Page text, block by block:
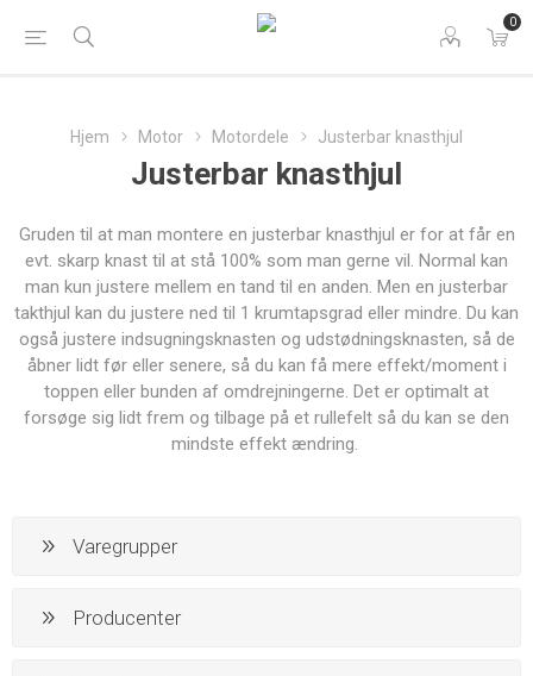
0
Hjem Motor Motordele Justerbar knasthjul
Justerbar knasthjul
Gruden til at man montere en justerbar knasthjul er for at får en
evt. skarp knast til at stå 100% som man gerne vil. Normal kan
man kun justere mellem en tand til en anden. Men en justerbar
takthjul kan du justere ned til 1 krumtapsgrad eller mindre. Du kan
også justere indsugningsknasten og udstødningsknasten, så de
åbner lidt før eller senere, så du kan få mere effekt/moment i
toppen eller bunden af omdrejningerne. Det er optimalt at
forsøge sig lidt frem og tilbage på et rullefelt så du kan se den
mindste effekt ændring.
Varegrupper
Producenter